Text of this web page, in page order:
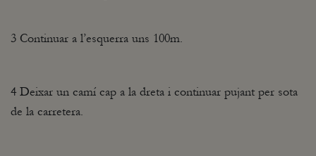
3 Continuar a l’esquerra uns 100m.
4 Deixar un camí cap a la dreta i continuar pujant per sota
de la carretera.